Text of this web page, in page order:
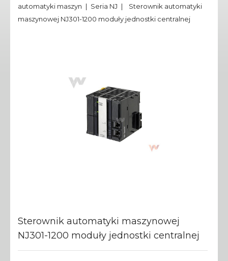
automatyki maszyn
Seria NJ
Sterownik automatyki
maszynowej NJ301-1200 moduły jednostki centralnej
Sterownik automatyki maszynowej
NJ301-1200 moduły jednostki centralnej